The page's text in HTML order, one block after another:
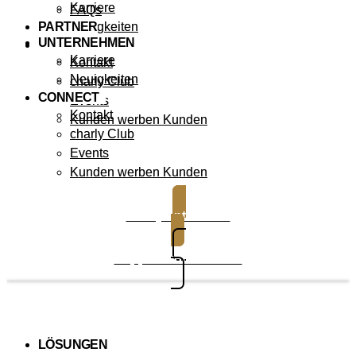
Karriere
Neuigkeiten
CONNECT
Kontakt
charly Club
Events
Kunden werben Kunden
FAQs
PARTNER
UNTERNEHMEN
Karriere
Neuigkeiten
CONNECT
Kontakt
charly Club
Events
Kunden werben Kunden
charly entdecken
Support kontaktieren
LÖSUNGEN